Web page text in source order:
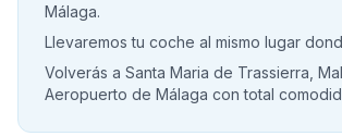
Málaga.
Llevaremos tu coche al mismo lugar
Volverás a Santa Maria de Trassierra,
Aeropuerto de Málaga con total